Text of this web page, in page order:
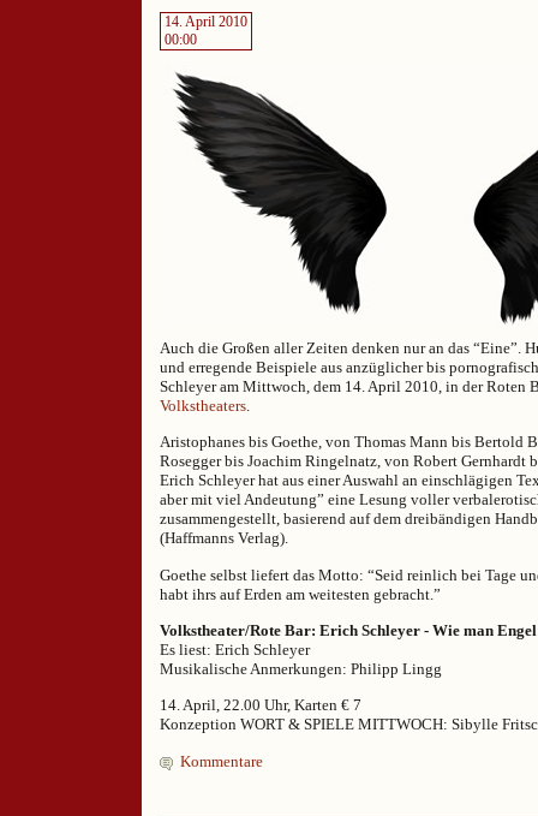
14. April 2010
00:00
Auch die Großen aller Zeiten denken nur an das “Eine”.
und erregende Beispiele aus anzüglicher bis
Schleyer am Mittwoch, dem 14. April 2010, in der Roten
Volkstheaters
Aristophanes bis Goethe, von Thomas Mann bis Bertold
Rosegger bis Joachim Ringelnatz, von Robert Gernhardt
Erich Schleyer hat aus einer Auswahl an einschlägigen
aber mit viel Andeutung” eine Lesung voller
zusammengestellt, basierend auf dem dreibändigen
(Haffmanns Verlag).
Goethe selbst liefert das Motto: “Seid reinlich bei Tage
habt ihrs auf Erden am weitesten gebracht.”
Volkstheater/Rote Bar: Erich Schleyer - Wie man
Es liest: Erich Schleyer
Musikalische Anmerkungen: Philipp Lingg
14. April, 22.00 Uhr, Karten € 7
Konzeption WORT & SPIELE MITTWOCH: Sibylle
Kommentare